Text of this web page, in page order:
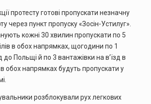
протесту готові пропускати незначну
через пункт пропуску «Зосін-Устилуг».
кожні 30 хвилин пропускати по 5
в обох напрямках, щогодини по 1
до Польщі й по 3 вантажівки на в’їзд в
обох напрямках будуть пропускати у
розблокували рух легкових